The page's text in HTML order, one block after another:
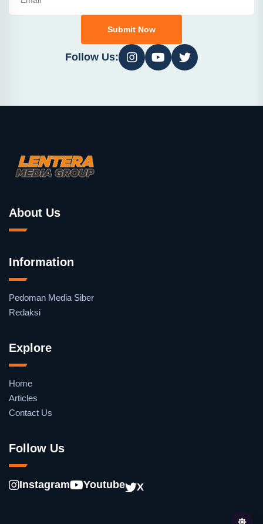
Submit Now
Follow Us:
About Us
Information
Pedoman Media Siber
Redaksi
Explore
Home
Articles
Contact Us
Follow Us
Instagram Youtube X